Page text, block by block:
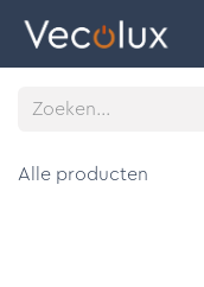
Alle producten